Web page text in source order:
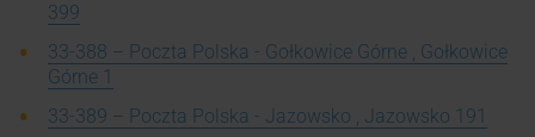
399
33-388 – Poczta Polska - Gołkowice Górne , Gołkowice
Górne 1
33-389 – Poczta Polska - Jazowsko , Jazowsko 191